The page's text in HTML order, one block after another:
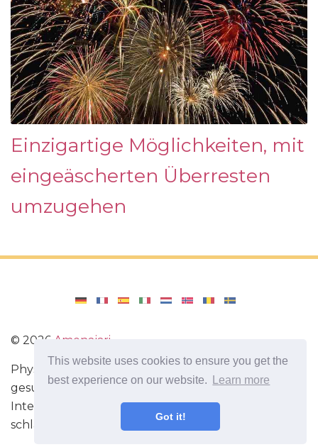
This website uses cookies to ensure you get the
best experience on our website.
Learn more
Got it!
Einzigartige Möglichkeiten, mit
eingeäscherten Überresten
umzugehen
© 2026 Amenajari
Physische Übungen. Diäten und Rezepte für eine
gesunde Ernährung. Übungen für das Gehirn.
Interessante Fakten. Selbstentwicklung. Sei heute
schlauer und stärker!